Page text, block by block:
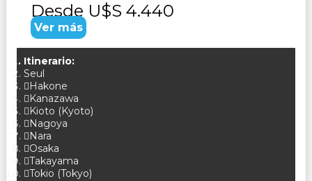
Desde U$S 4.440
Ver más
Itinerario:
Seul
Hakone
Kanazawa
Kioto (Kyoto)
Nagoya
Nara
Osaka
Takayama
Tokio (Tokyo)